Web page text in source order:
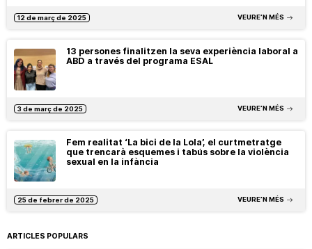
12 de març de 2025 VEURE’N MÉS
13 persones finalitzen la seva experiència laboral a
ABD a través del programa ESAL
3 de març de 2025 VEURE’N MÉS
Fem realitat ‘La bici de la Lola’, el curtmetratge
que trencarà esquemes i tabús sobre la violència
sexual en la infància
25 de febrer de 2025 VEURE’N MÉS
ARTICLES POPULARS